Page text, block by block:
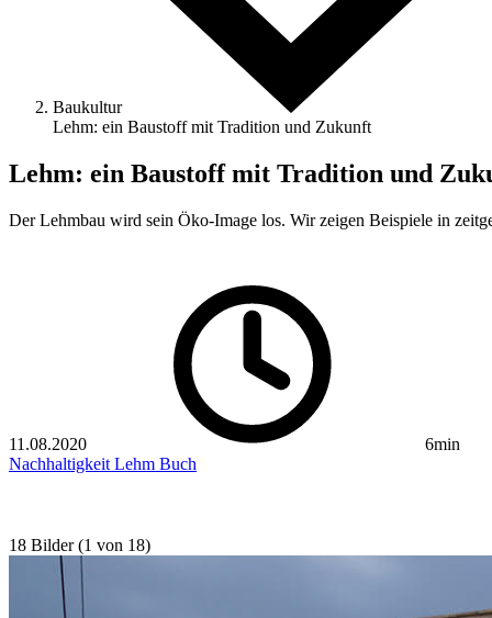
Baukultur
Lehm: ein Baustoff mit Tradition und Zukunft
Lehm: ein Baustoff mit Tradition und
Der Lehmbau wird sein Öko-Image los. Wir zeigen Beispiele in
11.08.2020
6min
Nachhaltigkeit Lehm Buch
18 Bilder (1 von 18)